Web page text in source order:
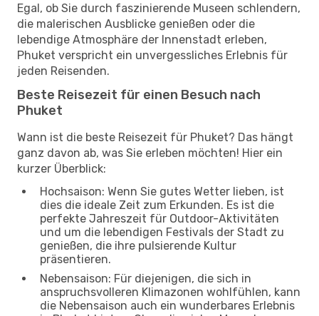
Egal, ob Sie durch faszinierende Museen schlendern,
die malerischen Ausblicke genießen oder die
lebendige Atmosphäre der Innenstadt erleben,
Phuket verspricht ein unvergessliches Erlebnis für
jeden Reisenden.
Beste Reisezeit für einen Besuch nach
Phuket
Wann ist die beste Reisezeit für Phuket? Das hängt
ganz davon ab, was Sie erleben möchten! Hier ein
kurzer Überblick:
Hochsaison: Wenn Sie gutes Wetter lieben, ist
dies die ideale Zeit zum Erkunden. Es ist die
perfekte Jahreszeit für Outdoor-Aktivitäten
und um die lebendigen Festivals der Stadt zu
genießen, die ihre pulsierende Kultur
präsentieren.
Nebensaison: Für diejenigen, die sich in
anspruchsvolleren Klimazonen wohlfühlen, kann
die Nebensaison auch ein wunderbares Erlebnis